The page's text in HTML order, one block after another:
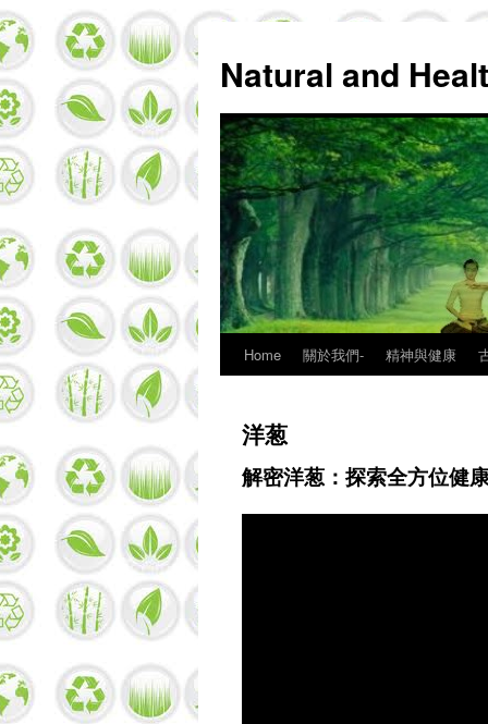
Natural and
Skip
content
Home 關於我們- 精神與健康
洋葱
解密洋葱：探索全方位健